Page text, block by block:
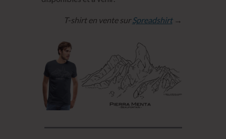
T-shirt en vente sur Spreadshirt→